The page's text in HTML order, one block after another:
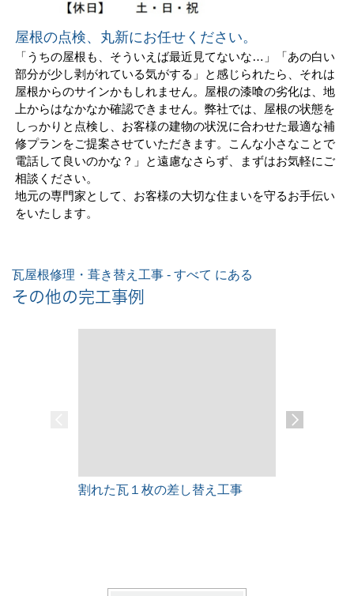
屋根の点検、丸新にお任せください。
「うちの屋根も、そういえば最近見てないな…」「あの白い
部分が少し剥がれている気がする」と感じられたら、それは
屋根からのサインかもしれません。屋根の漆喰の劣化は、地
上からはなかなか確認できません。弊社では、屋根の状態を
しっかりと点検し、お客様の建物の状況に合わせた最適な補
修プランをご提案させていただきます。こんな小さなことで
電話して良いのかな？」と遠慮なさらず、まずはお気軽にご
相談ください。
地元の専門家として、お客様の大切な住まいを守るお手伝い
をいたします。
瓦屋根修理・葺き替え工事 - すべて にある
その他の完工事例
割れた瓦１枚の差し替え工事